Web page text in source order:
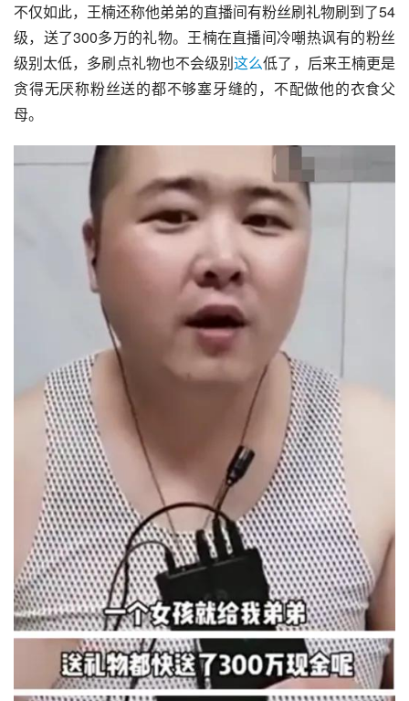
不仅如此，王楠还称他弟弟的直播间有粉丝刷礼物刷到了54
级，送了300多万的礼物。王楠在直播间冷嘲热讽有的粉丝
级别太低，多刷点礼物也不会级别这么低了，后来王楠更是
贪得无厌称粉丝送的都不够塞牙缝的，不配做他的衣食父
母。